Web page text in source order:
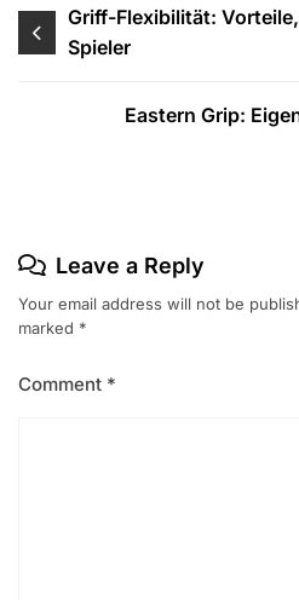
Post
navigation
Griff-Flexibilität:
Spieler
Eastern Grip:
Leave a Reply
Your email address will not be
marked *
Comment *